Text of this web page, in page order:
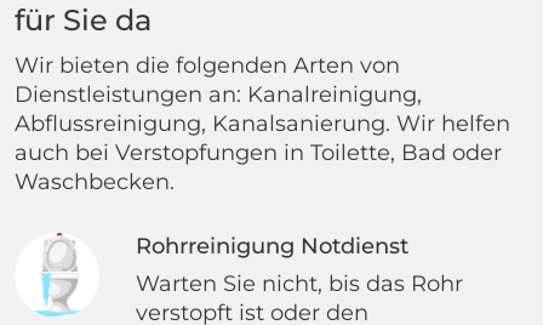
für Sie da
Wir bieten die folgenden Arten von
Dienstleistungen an: Kanalreinigung,
Abflussreinigung, Kanalsanierung. Wir helfen
auch bei Verstopfungen in Toilette, Bad oder
Waschbecken.
Rohrreinigung Notdienst
Warten Sie nicht, bis das Rohr
verstopft ist oder den